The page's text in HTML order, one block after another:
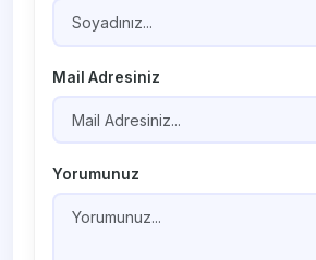
Mail Adresiniz
Yorumunuz